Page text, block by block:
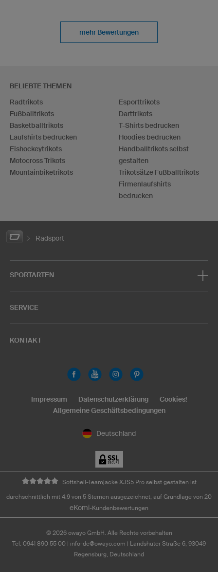
mehr Bewertungen
BELIEBTE THEMEN
Radtrikots
Fußballtrikots
Basketballtrikots
Laufshirts bedrucken
Eishockeytrikots
Motocross Trikots
Mountainbiketrikots
Esporttrikots
Darttrikots
T-Shirts bedrucken
Hoodies bedrucken
Handballtrikots selbst
gestalten
Trikotsätze Fußballtrikots
Firmenlaufshirts
bedrucken
Radsport
SPORTARTEN
SERVICE
KONTAKT
Deutschland
Impressum Datenschutzerklärung
Cookies!
Allgemeine Geschäftsbedingungen
Softshell-Teamjacke XJS5 Pro selbst gestalten ist
durchschnittlich mit 4.9 von 5 Sternen ausgezeichnet, auf Grundlage von 20
eKomi-Kundenbewertungen
© 2026owayo GmbH. Alle Rechte vorbehalten
Tel: 0941 890 55 00 | info-de@owayo.com | Landshuter Straße 6, 93049
Regensburg, Deutschland